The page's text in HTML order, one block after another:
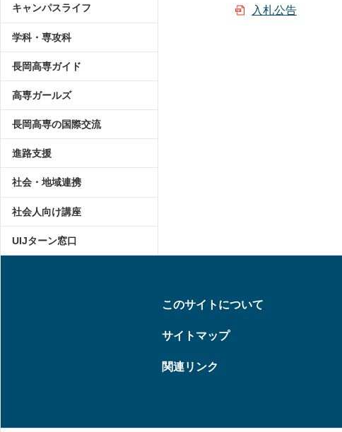
キャンパスライフ
学科・専攻科
長岡高専ガイド
高専ガールズ
長岡高専の国際交流
進路支援
社会・地域連携
社会人向け講座
UIJターン窓口
入札公告
このサイトについて
サイトマップ
関連リンク